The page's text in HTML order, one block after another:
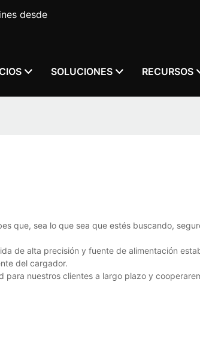
desde
SOLUCIONES RECURSOS
que, sea lo que sea que estés buscando,
de alta precisión y fuente de alimentación
del cargador.
para nuestros clientes a largo plazo y